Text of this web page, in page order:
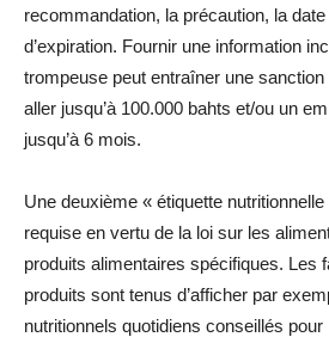
recommandation, la précaution, la
d’expiration. Fournir une information
trompeuse peut entraîner une
aller jusqu’à 100.000 bahts et/ou un
jusqu’à 6 mois.
Une deuxième « étiquette
requise en vertu de la loi sur les
produits alimentaires spécifiques. Les
produits sont tenus d’afficher par
nutritionnels quotidiens conseillés pour